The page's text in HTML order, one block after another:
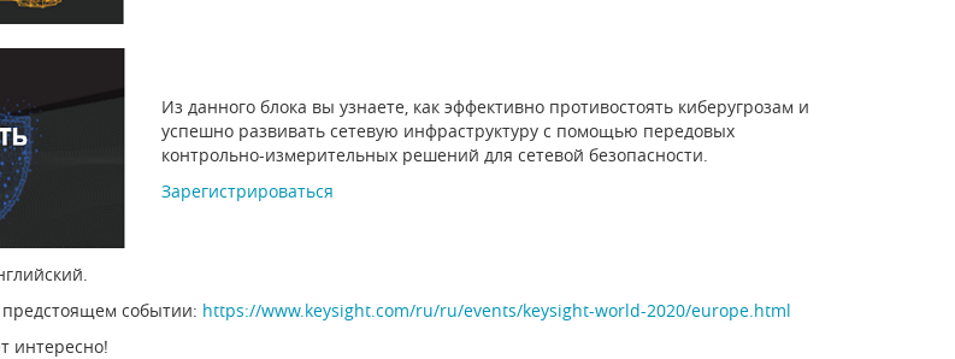
Из данного блока вы узнаете, как эффективно противостоять киберугрозам и
успешно развивать сетевую инфраструктуру с помощью передовых
контрольно-измерительных решений для сетевой безопасности.
Зарегистрироваться
событии: https://www.keysight.com/ru/ru/events/keysight-world-2020/europe.html
интересно!